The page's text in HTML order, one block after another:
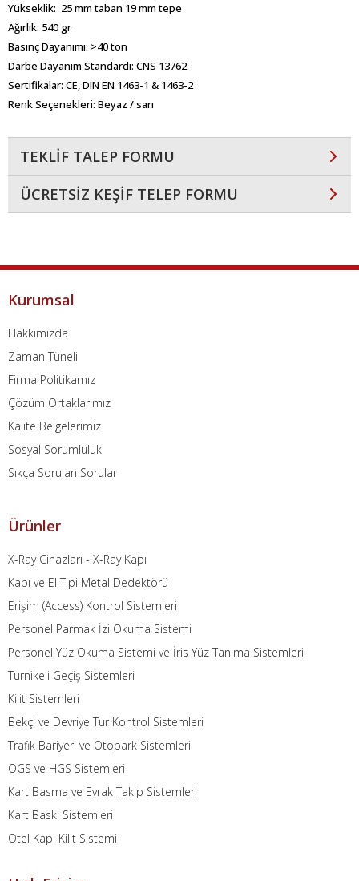
Yükseklik: 25 mm taban 19 mm tepe
Ağırlık: 540 gr
Basınç Dayanımı: >40 ton
Darbe Dayanım Standardı: CNS 13762
Sertifikalar: CE, DIN EN 1463-1 & 1463-2
Renk Seçenekleri: Beyaz / sarı
TEKLİF TALEP FORMU
ÜCRETSİZ KEŞİF TELEP FORMU
Kurumsal
Hakkımızda
Zaman Tüneli
Firma Politikamız
Çözüm Ortaklarımız
Kalite Belgelerimiz
Sosyal Sorumluluk
Sıkça Sorulan Sorular
Ürünler
X-Ray Cihazları - X-Ray Kapı
Kapı ve El Tipi Metal Dedektörü
Erişim (Access) Kontrol Sistemleri
Personel Parmak İzi Okuma Sistemi
Personel Yüz Okuma Sistemi ve İris Yüz Tanıma Sistemleri
Turnikeli Geçiş Sistemleri
Kilit Sistemleri
Bekçi ve Devriye Tur Kontrol Sistemleri
Trafik Bariyeri ve Otopark Sistemleri
OGS ve HGS Sistemleri
Kart Basma ve Evrak Takip Sistemleri
Kart Baskı Sistemleri
Otel Kapı Kilit Sistemi